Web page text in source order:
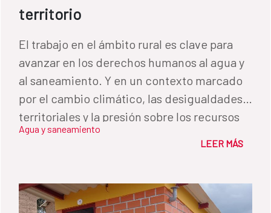
territorio
El trabajo en el ámbito rural es clave para
avanzar en los derechos humanos al agua y
al saneamiento. Y en un contexto marcado
por el cambio climático, las desigualdades
territoriales y la presión sobre los recursos
hídricos, la experiencia ofrece una lección
las comunidades en armonía con el
territorio.
Agua y saneamiento
LEER MÁS